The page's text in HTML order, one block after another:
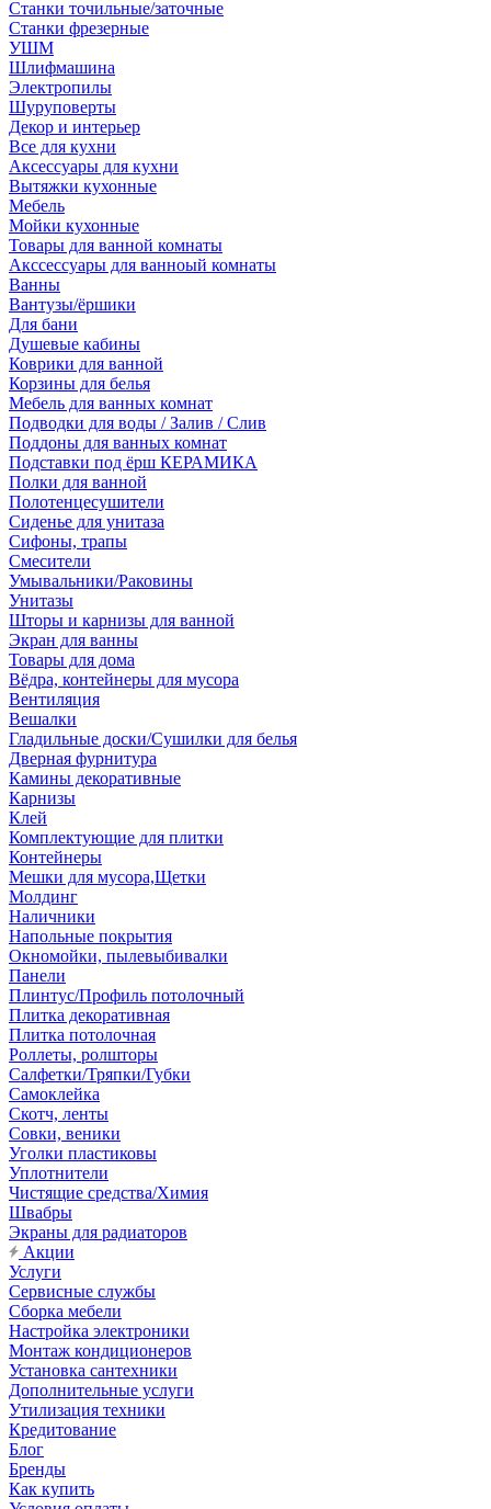
Станки точильные/заточные
Станки фрезерные
УШМ
Шлифмашина
Электропилы
Шуруповерты
Декор и интерьер
Все для кухни
Аксессуары для кухни
Вытяжки кухонные
Мебель
Мойки кухонные
Товары для ванной комнаты
Акссессуары для ванноый комнаты
Ванны
Вантузы/ёршики
Для бани
Душевые кабины
Коврики для ванной
Корзины для белья
Мебель для ванных комнат
Подводки для воды / Залив / Слив
Поддоны для ванных комнат
Подставки под ёрш КЕРАМИКА
Полки для ванной
Полотенцесушители
Сиденье для унитаза
Сифоны, трапы
Смесители
Умывальники/Раковины
Унитазы
Шторы и карнизы для ванной
Экран для ванны
Товары для дома
Вёдра, контейнеры для мусора
Вентиляция
Вешалки
Гладильные доски/Сушилки для белья
Дверная фурнитура
Камины декоративные
Карнизы
Клей
Комплектующие для плитки
Контейнеры
Мешки для мусора,Щетки
Молдинг
Наличники
Напольные покрытия
Окномойки, пылевыбивалки
Панели
Плинтус/Профиль потолочный
Плитка декоративная
Плитка потолочная
Роллеты, ролшторы
Салфетки/Тряпки/Губки
Самоклейка
Скотч, ленты
Совки, веники
Уголки пластиковы
Уплотнители
Чистящие средства/Химия
Швабры
Экраны для радиаторов
Акции
Услуги
Сервисные службы
Сборка мебели
Настройка электроники
Монтаж кондиционеров
Установка сантехники
Дополнительные услуги
Утилизация техники
Кредитование
Блог
Бренды
Как купить